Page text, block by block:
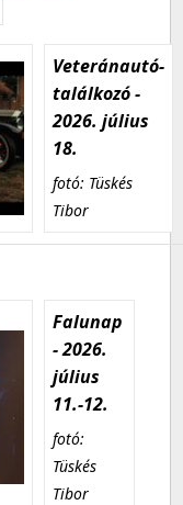
Veteránautó-
találkozó -
2026. július
18.
fotó: Tüskés
Tibor
Falunap
- 2026.
július
11.-12.
fotó:
Tüskés
Tibor